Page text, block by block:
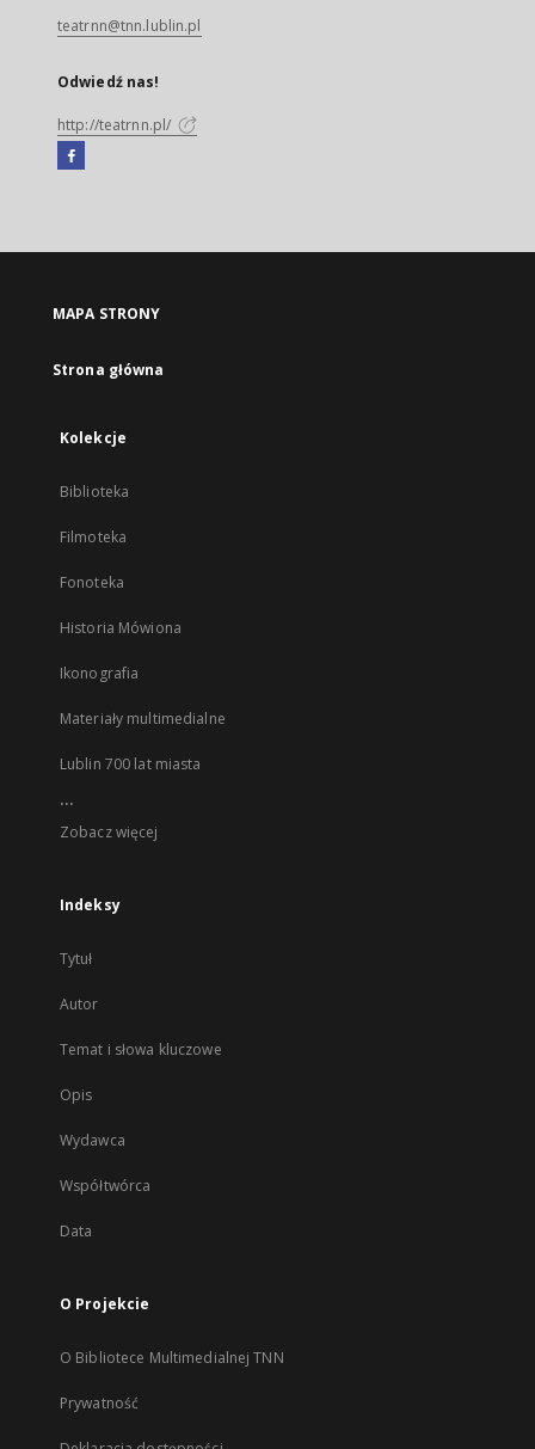
teatrnn@tnn.lublin.pl
Odwiedź nas!
http://teatrnn.pl/
Facebook
się
karcie
MAPA STRONY
Strona główna
Kolekcje
Biblioteka
Filmoteka
Fonoteka
Historia Mówiona
Ikonografia
Materiały multimedialne
Lublin 700 lat miasta
...
Zobacz więcej
Indeksy
Tytuł
Autor
Temat i słowa kluczowe
Opis
Wydawca
Współtwórca
Data
O Projekcie
O Bibliotece Multimedialnej TNN
Prywatność